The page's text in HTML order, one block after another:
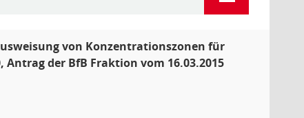
von Konzentrationszonen für
der BfB Fraktion vom 16.03.2015